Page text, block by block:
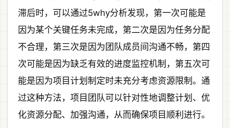
滞后时，可以通过5why分析发现，第一次可能是
因为某个关键任务未完成，第二次是因为任务分配
不合理，第三次是因为团队成员间沟通不畅，第四
次可能是因为缺乏有效的进度监控机制，第五次可
能是因为项目计划制定时未充分考虑资源限制。通
过这种方法，项目团队可以针对性地调整计划、优
化资源分配、加强沟通，从而确保项目顺利进行。